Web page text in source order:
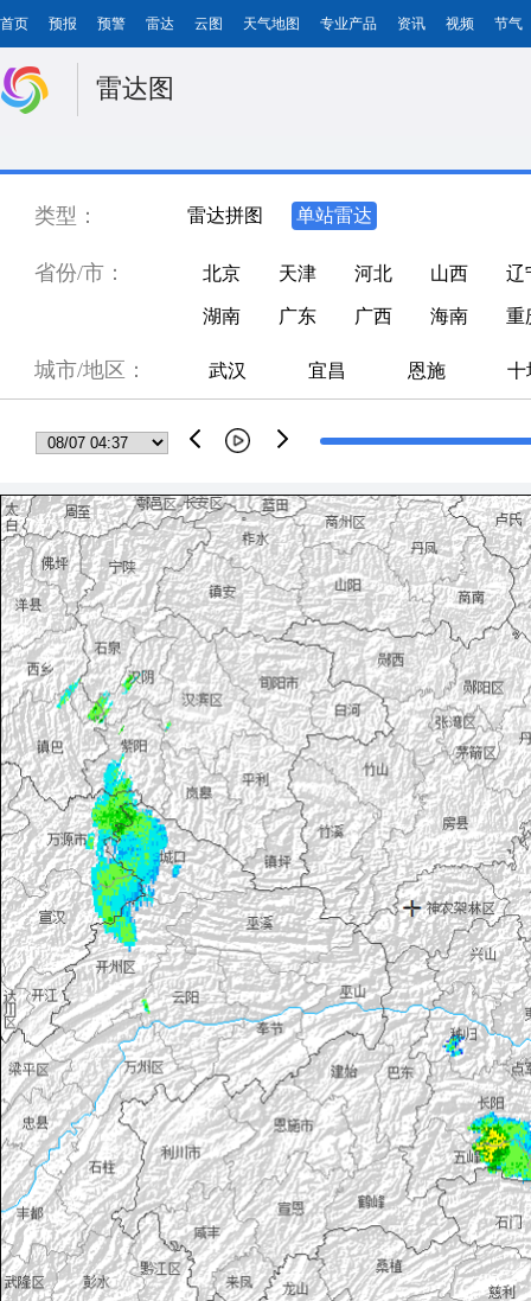
首页 预报 预警 雷达 云图 天气地图 专业产品 资讯 视频 节气
雷达图
类型： 雷达拼图 单站雷达
省份/市： 北京 天津 河北 山西 辽
湖南 广东 广西 海南 重
城市/地区： 武汉 宜昌 恩施 十